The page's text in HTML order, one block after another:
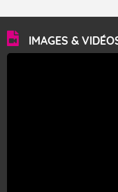
IMAGES &